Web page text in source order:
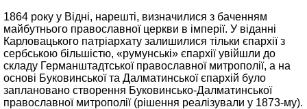
1864 року у Відні, нарешті, визначилися з баченням
майбутнього православної церкви в імперії. У віданні
Карловацького патріархату залишилися тільки єпархії з
сербською більшістю, «румунські» єпархії увійшли до
складу Германштадтської православної митрополії, а на
основі Буковинської та Далматинської єпархій було
заплановано створення Буковинсько-Далматинської
православної митрополії (рішення реалізували у 1873-му).